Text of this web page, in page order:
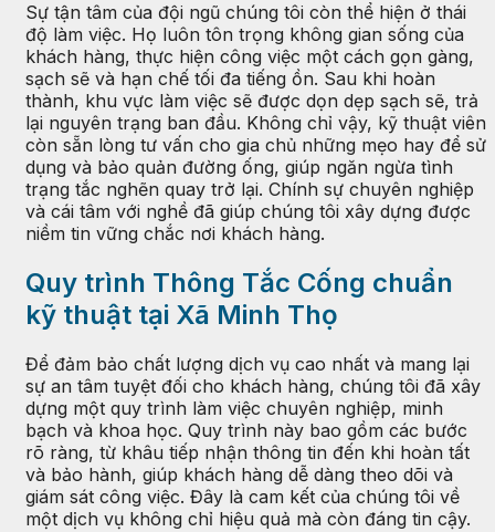
Sự tận tâm của đội ngũ chúng tôi còn thể hiện ở thái
độ làm việc. Họ luôn tôn trọng không gian sống của
khách hàng, thực hiện công việc một cách gọn gàng,
sạch sẽ và hạn chế tối đa tiếng ồn. Sau khi hoàn
thành, khu vực làm việc sẽ được dọn dẹp sạch sẽ, trả
lại nguyên trạng ban đầu. Không chỉ vậy, kỹ thuật viên
còn sẵn lòng tư vấn cho gia chủ những mẹo hay để sử
dụng và bảo quản đường ống, giúp ngăn ngừa tình
trạng tắc nghẽn quay trở lại. Chính sự chuyên nghiệp
và cái tâm với nghề đã giúp chúng tôi xây dựng được
niềm tin vững chắc nơi khách hàng.
Quy trình Thông Tắc Cống chuẩn
kỹ thuật tại Xã Minh Thọ
Để đảm bảo chất lượng dịch vụ cao nhất và mang lại
sự an tâm tuyệt đối cho khách hàng, chúng tôi đã xây
dựng một quy trình làm việc chuyên nghiệp, minh
bạch và khoa học. Quy trình này bao gồm các bước
rõ ràng, từ khâu tiếp nhận thông tin đến khi hoàn tất
và bảo hành, giúp khách hàng dễ dàng theo dõi và
giám sát công việc. Đây là cam kết của chúng tôi về
một dịch vụ không chỉ hiệu quả mà còn đáng tin cậy.